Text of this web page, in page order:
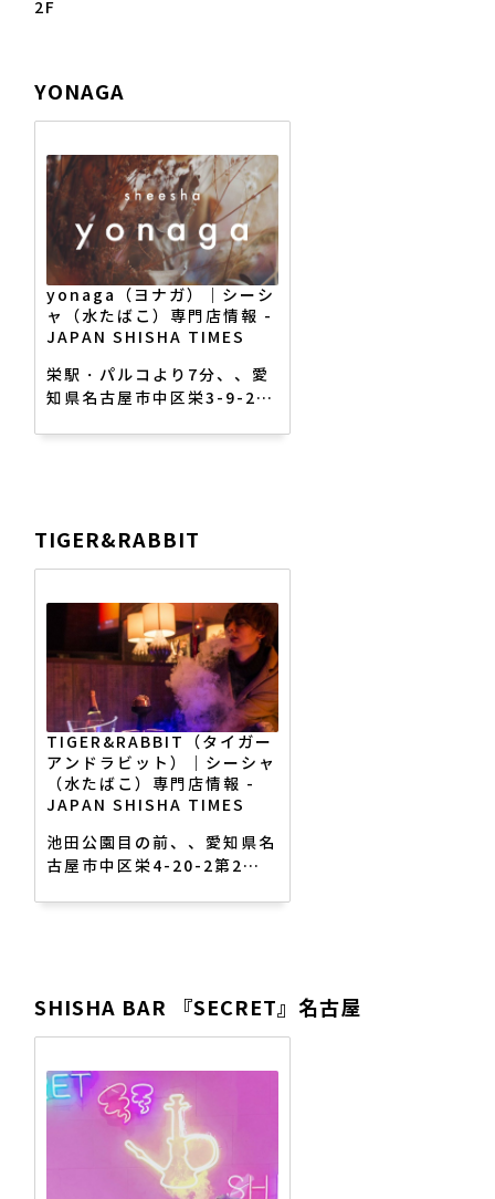
2F
YONAGA
yonaga（ヨナガ）｜シーシ
ャ（水たばこ）専門店情報 -
JAPAN SHISHA TIMES
栄駅・パルコより7分、、愛
知県名古屋市中区栄3-9-20
kemuri栄店 / 3.14(日)迄
yonaga（ヨナガ）｜シーシ
ャ（水たばこ）専門店情報 -
JAPAN SHISHA TIMES
TIGER&RABBIT
TIGER&RABBIT（タイガー
アンドラビット）｜シーシャ
（水たばこ）専門店情報 -
JAPAN SHISHA TIMES
池田公園目の前、、愛知県名
古屋市中区栄4-20-2第2和
ケ/WiｰFi,充電器,ヘアアイロ
7337｜
TIGER&RABBIT（タイガー
アンドラビット）｜シーシャ
（水たばこ）専門店情報 -
JAPAN SHISHA TIMES
SHISHA BAR 『SECRET』名古屋